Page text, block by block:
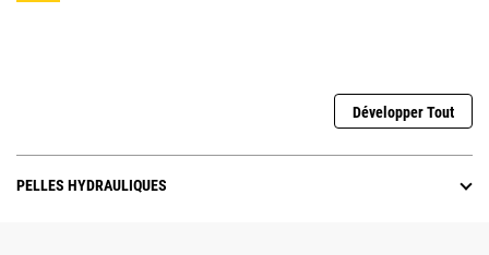
Développer Tout
PELLES HYDRAULIQUES